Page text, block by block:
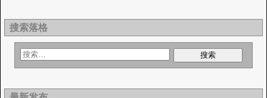
搜索落格